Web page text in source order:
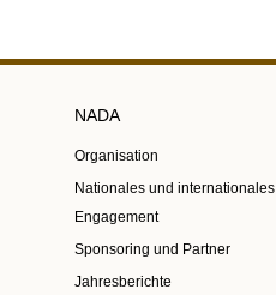
NADA
Organisation
Nationales und internationales
Engagement
Sponsoring und Partner
Jahresberichte